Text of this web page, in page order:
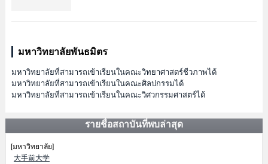
มหาวิทยาลัยพันธมิตร
มหาวิทยาลัยที่สามารถเข้าเรียนในคณะวิทยาศาสตร์ชีวภาพได้
มหาวิทยาลัยที่สามารถเข้าเรียนในคณะศิลปกรรมได้
มหาวิทยาลัยที่สามารถเข้าเรียนในคณะวิศวกรรมศาสตร์ได้
รายชื่อสถาบันที่พบล่าสุด
[มหาวิทยาลัย]
大手前大学